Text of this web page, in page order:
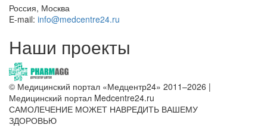
Россия, Москва
E-mail: info@medcentre24.ru
Наши проекты
© Медицинский портал «Медцентр24» 2011–2026 |
Медицинский портал Medcentre24.ru
САМОЛЕЧЕНИЕ МОЖЕТ НАВРЕДИТЬ ВАШЕМУ
ЗДОРОВЬЮ